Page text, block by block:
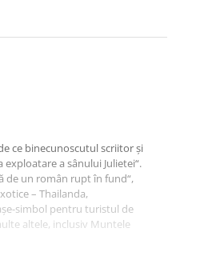
ce binecunoscutul scriitor şi
a sânului Julietei“.
de un român rupt în fund“,
– Thailanda,
simbol pentru turistul de
altele, inclusiv Muntele